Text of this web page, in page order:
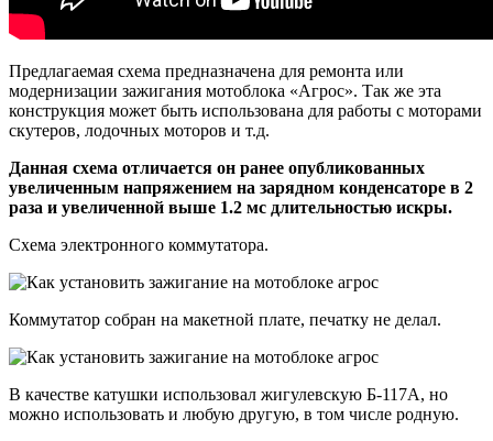
Предлагаемая схема предназначена для ремонта или
модернизации зажигания мотоблока «Агрос». Так же эта
конструкция может быть использована для работы с моторами
скутеров, лодочных моторов и т.д.
Данная схема отличается он ранее опубликованных
увеличенным напряжением на зарядном конденсаторе в 2
раза и увеличенной выше 1.2 мс длительностью искры.
Схема электронного коммутатора.
Коммутатор собран на макетной плате, печатку не делал.
В качестве катушки использовал жигулевскую Б-117А, но
можно использовать и любую другую, в том числе родную.